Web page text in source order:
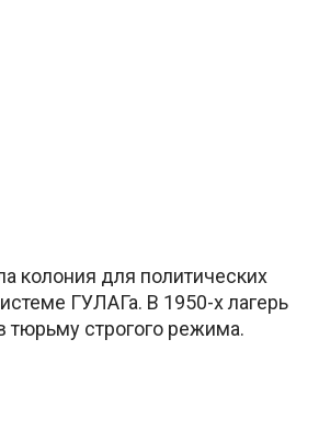
колония для политических
ГУЛАГа. В 1950-х лагерь
тюрьму строгого режима.